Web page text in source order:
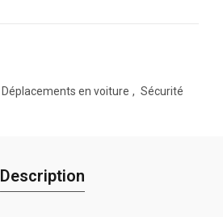
Déplacements en voiture , Sécurité
Description